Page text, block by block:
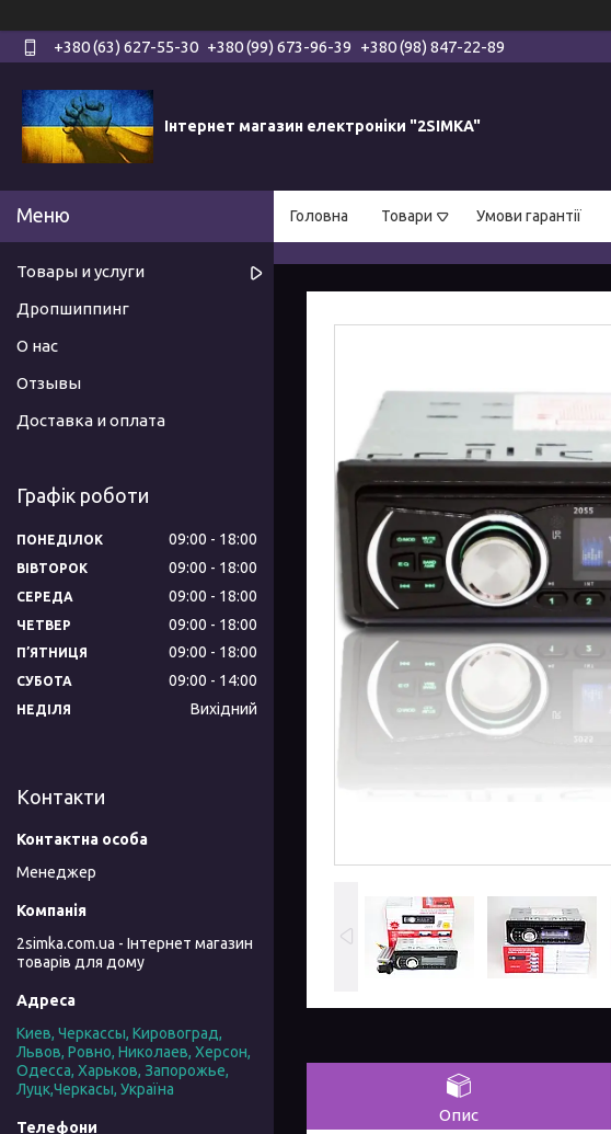
+380 (63) 627-55-30 +380 (99) 673-96-39 +380 (98) 847-22-89
Інтернет магазин електроніки "2SIMKA"
Головна Товари Умови гарантії
Опис
Товары и услуги
Дропшиппинг
О нас
Отзывы
Доставка и оплата
Графік роботи
ПОНЕДІЛОК 09:00 18:00
ВІВТОРОК 09:00 18:00
СЕРЕДА 09:00 18:00
ЧЕТВЕР 09:00 18:00
ПʼЯТНИЦЯ 09:00 18:00
СУБОТА 09:00 14:00
НЕДІЛЯ Вихідний
Контакти
Менеджер
2simka.com.ua - Інтернет магазин
товарів для дому
Киев, Черкассы, Кировоград,
Львов, Ровно, Николаев, Херсон,
Одесса, Харьков, Запорожье,
Луцк,Черкасы, Україна